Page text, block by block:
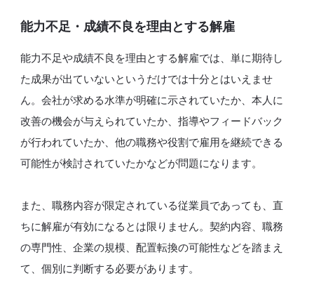
能力不足・成績不良を理由とする解雇
能力不足や成績不良を理由とする解雇では、単に期待し
た成果が出ていないというだけでは十分とはいえませ
ん。会社が求める水準が明確に示されていたか、本人に
改善の機会が与えられていたか、指導やフィードバック
が行われていたか、他の職務や役割で雇用を継続できる
可能性が検討されていたかなどが問題になります。
また、職務内容が限定されている従業員であっても、直
ちに解雇が有効になるとは限りません。契約内容、職務
の専門性、企業の規模、配置転換の可能性などを踏まえ
て、個別に判断する必要があります。